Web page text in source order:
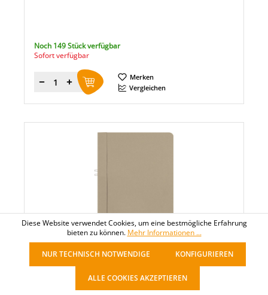
Noch 149 Stück verfügbar
Sofort verfügbar
Menge
Merken
Vergleichen
HAMELIN GROUP
ELBA Klemmmappe Smart Line
Diese Website verwendet Cookies, um eine bestmögliche Erfahrung
bieten zu können. Mehr Informationen ...
NUR TECHNISCH NOTWENDIGE KONFIGURIEREN
ALLE COOKIES AKZEPTIEREN